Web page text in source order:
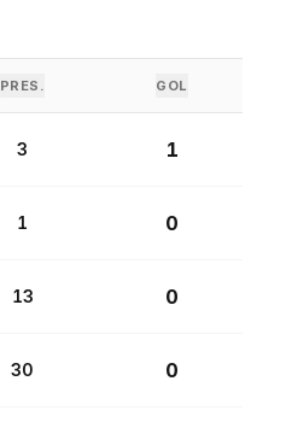
PRES. GOL
3 1
1 0
13 0
30 0